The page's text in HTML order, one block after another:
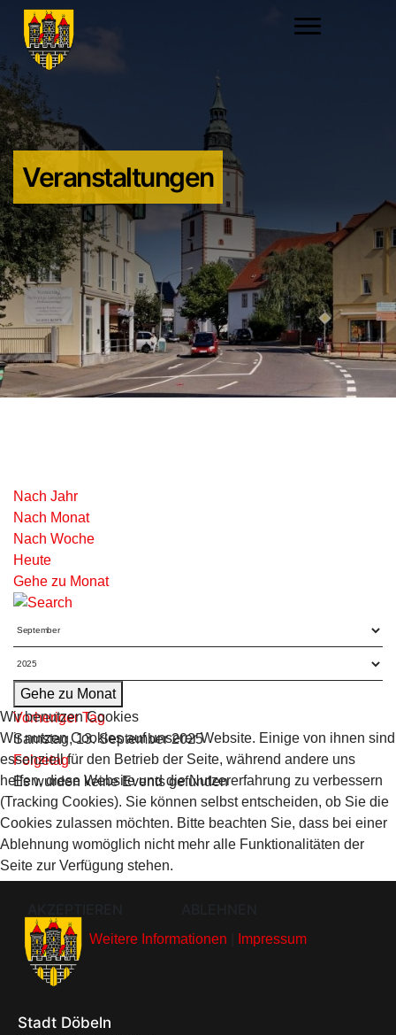
Veranstaltungen
Nach Jahr
Nach Monat
Nach Woche
Heute
Gehe zu Monat
Gehe zu Monat
Vorheriger Tag
Samstag, 13. September 2025
Folgetag
Es wurden keine Events gefunden
Stadt Döbeln
Wir benutzen Cookies
Wir nutzen Cookies auf unserer Website. Einige von ihnen sind
essenziell für den Betrieb der Seite, während andere uns
helfen, diese Website und die Nutzererfahrung zu verbessern
(Tracking Cookies). Sie können selbst entscheiden, ob Sie die
Cookies zulassen möchten. Bitte beachten Sie, dass bei einer
Ablehnung womöglich nicht mehr alle Funktionalitäten der
Seite zur Verfügung stehen.
Weitere Informationen Impressum